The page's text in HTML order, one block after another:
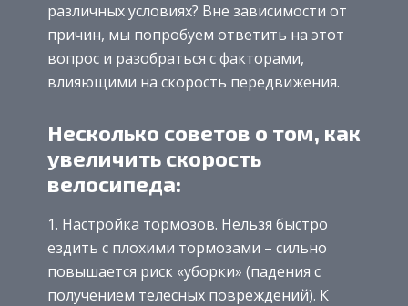
различных условиях? Вне зависимости от
причин, мы попробуем ответить на этот
вопрос и разобраться с факторами,
влияющими на скорость передвижения.
Несколько советов о том, как
увеличить скорость
велосипеда:
Настройка тормозов. Нельзя быстро
ездить с плохими тормозами – сильно
повышается риск «уборки» (падения с
получением телесных повреждений). К